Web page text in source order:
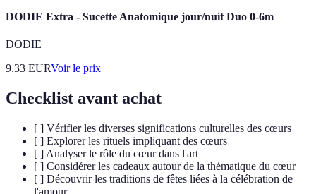
DODIE Extra - Sucette Anatomique jour/nuit Duo 0-6m
DODIE
9.33 EURVoir le prix
Checklist avant achat
[ ] Vérifier les diverses significations culturelles des cœurs
[ ] Explorer les rituels impliquant des cœurs
[ ] Analyser le rôle du cœur dans l'art
[ ] Considérer les cadeaux autour de la thématique du cœur
[ ] Découvrir les traditions de fêtes liées à la célébration de